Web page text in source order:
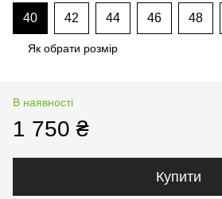
40 42 44 46 48
Як обрати розмір
В наявності
1 750 ₴
Купити